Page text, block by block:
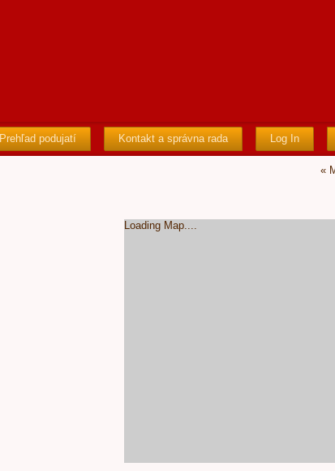
Prehľad podujatí Kontakt a správna rada Log In
«
Loading Map....